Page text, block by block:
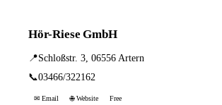
Hör-Riese GmbH
📍Schloßstr. 3, 06556 Artern
📞03466/322162
✉ Email 🌐 Website Free